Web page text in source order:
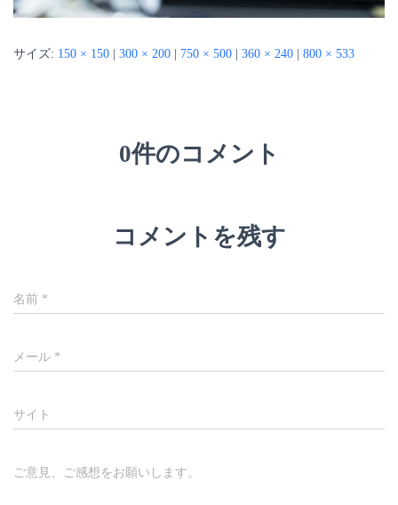
サイズ: 150 × 150 300 × 200 750 × 500 360 × 240 800 × 533
0件のコメント
コメントを残す
名前 *
メール *
サイト
ご意見、ご感想をお願いします。